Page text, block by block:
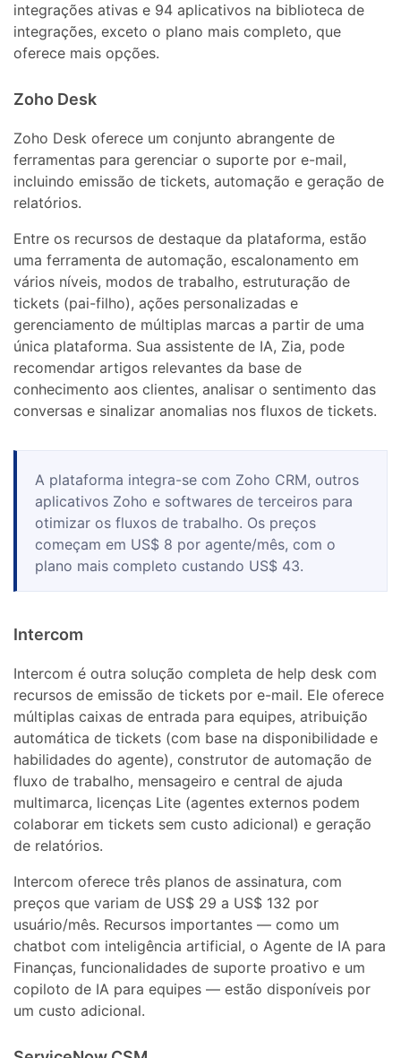
integrações ativas e 94 aplicativos na biblioteca de
integrações, exceto o plano mais completo, que
oferece mais opções.
Zoho Desk
Zoho Desk oferece um conjunto abrangente de
ferramentas para gerenciar o suporte por e-mail,
incluindo emissão de tickets, automação e geração de
relatórios.
Entre os recursos de destaque da plataforma, estão
uma ferramenta de automação, escalonamento em
vários níveis, modos de trabalho, estruturação de
tickets (pai-filho), ações personalizadas e
gerenciamento de múltiplas marcas a partir de uma
única plataforma. Sua assistente de IA, Zia, pode
recomendar artigos relevantes da base de
conhecimento aos clientes, analisar o sentimento das
conversas e sinalizar anomalias nos fluxos de tickets.
A plataforma integra-se com Zoho CRM, outros
aplicativos Zoho e softwares de terceiros para
otimizar os fluxos de trabalho. Os preços
começam em US$ 8 por agente/mês, com o
plano mais completo custando US$ 43.
Intercom
Intercom é outra solução completa de help desk com
recursos de emissão de tickets por e-mail. Ele oferece
múltiplas caixas de entrada para equipes, atribuição
automática de tickets (com base na disponibilidade e
habilidades do agente), construtor de automação de
fluxo de trabalho, mensageiro e central de ajuda
multimarca, licenças Lite (agentes externos podem
colaborar em tickets sem custo adicional) e geração
de relatórios.
Intercom oferece três planos de assinatura, com
preços que variam de US$ 29 a US$ 132 por
usuário/mês. Recursos importantes — como um
chatbot com inteligência artificial, o Agente de IA para
Finanças, funcionalidades de suporte proativo e um
copiloto de IA para equipes — estão disponíveis por
um custo adicional.